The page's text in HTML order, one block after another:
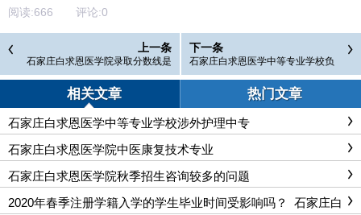
阅读:666 评论:0
上一条
石家庄白求恩医学院录取分数线是
多少呢?
下一条
石家庄白求恩医学中等专业学校负
责就业吗？就业如何？
相关文章 热门文章
石家庄白求恩医学中等专业学校涉外护理中专
石家庄白求恩医学院中医康复技术专业
石家庄白求恩医学院秋季招生咨询较多的问题
2020年春季注册学籍入学的学生毕业时间受影响吗？_石家庄白